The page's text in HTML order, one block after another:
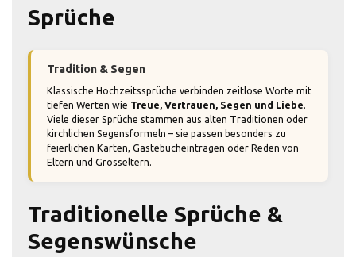
Sprüche
Tradition & Segen
Klassische Hochzeitssprüche verbinden zeitlose Worte mit
tiefen Werten wie Treue, Vertrauen, Segen und Liebe.
Viele dieser Sprüche stammen aus alten Traditionen oder
kirchlichen Segensformeln – sie passen besonders zu
feierlichen Karten, Gästebucheinträgen oder Reden von
Eltern und Grosseltern.
Traditionelle Sprüche &
Segenswünsche